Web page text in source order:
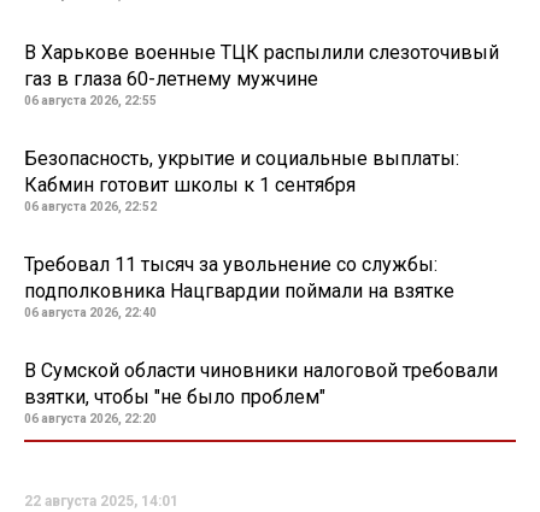
В Харькове военные ТЦК распылили слезоточивый
газ в глаза 60-летнему мужчине
06 августа 2026, 22:55
Безопасность, укрытие и социальные выплаты:
Кабмин готовит школы к 1 сентября
06 августа 2026, 22:52
Требовал 11 тысяч за увольнение со службы:
подполковника Нацгвардии поймали на взятке
06 августа 2026, 22:40
В Сумской области чиновники налоговой требовали
взятки, чтобы "не было проблем"
06 августа 2026, 22:20
22 августа 2025, 14:01